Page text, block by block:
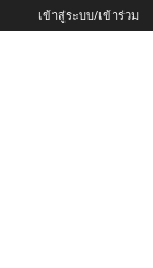
เข้าสู่ระบบ/เข้าร่วม